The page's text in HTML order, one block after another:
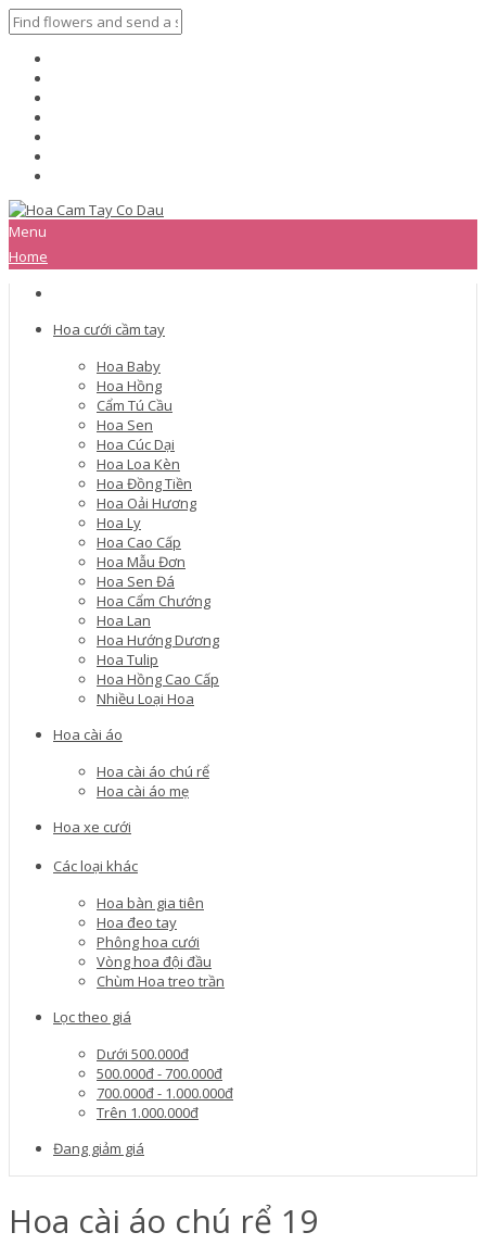
Menu
Home
Hoa cưới cầm tay
Hoa Baby
Hoa Hồng
Cẩm Tú Cầu
Hoa Sen
Hoa Cúc Dại
Hoa Loa Kèn
Hoa Đồng Tiền
Hoa Oải Hương
Hoa Ly
Hoa Cao Cấp
Hoa Mẫu Đơn
Hoa Sen Đá
Hoa Cẩm Chướng
Hoa Lan
Hoa Hướng Dương
Hoa Tulip
Hoa Hồng Cao Cấp
Nhiều Loại Hoa
Hoa cài áo
Hoa cài áo chú rể
Hoa cài áo mẹ
Hoa xe cưới
Các loại khác
Hoa bàn gia tiên
Hoa đeo tay
Phông hoa cưới
Vòng hoa đội đầu
Chùm Hoa treo trần
Lọc theo giá
Dưới 500.000đ
500.000đ - 700.000đ
700.000đ - 1.000.000đ
Trên 1.000.000đ
Đang giảm giá
Hoa cài áo chú rể 19